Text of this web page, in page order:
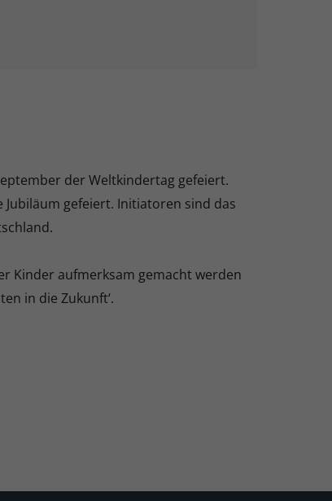
der Weltkindertag gefeiert.
Jubiläum gefeiert. Initiatoren sind das
Kinder aufmerksam gemacht werden
in die Zukunft‘.